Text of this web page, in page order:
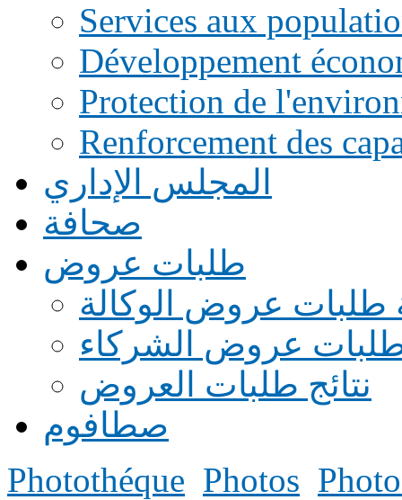
Services aux
Développement
Protection de
Renforcement des
المجلس الإداري
صحافة
طلبات عروض
طلبات عروض الوكالة
طلبات عروض الشركاء
نتائج طلبات العروض
صطافوم
Photothéque Photos